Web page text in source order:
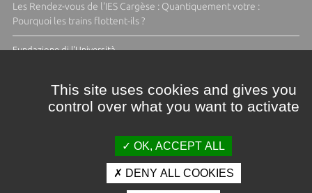
Les Rendez-vous de l'IES Cargèse : Quantiquement votre :
Pourquoi les trains flottent-ils ?
Fundazione di l'Università
This site uses cookies and gives you
control over what you want to activate
OK, ACCEPT ALL
DENY ALL COOKIES